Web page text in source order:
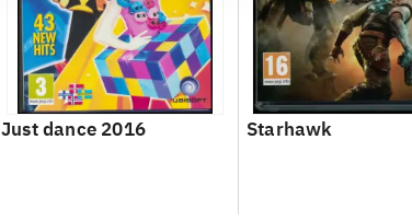
Just dance 2016 Starhawk